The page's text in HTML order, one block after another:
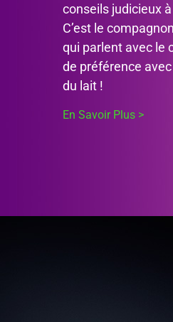
conseils judicieux
C’est le
qui parlent avec le
de préférence
du lait !
En Savoir Plus